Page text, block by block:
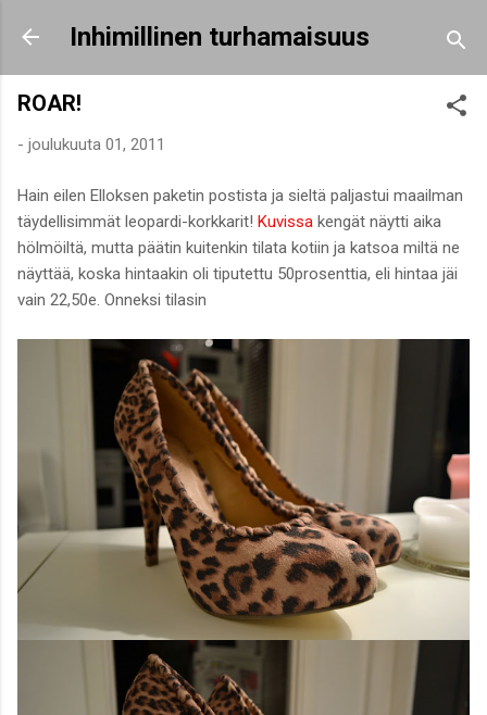
Siirry pääsisältöön
Inhimillinen turhamaisuus
ROAR!
- joulukuuta 01, 2011
Hain eilen Elloksen paketin postista ja sieltä paljastui maailman
täydellisimmät leopardi-korkkarit! Kuvissa kengät näytti aika
hölmöiltä, mutta päätin kuitenkin tilata kotiin ja katsoa miltä ne
näyttää, koska hintaakin oli tiputettu 50prosenttia, eli hintaa jäi
vain 22,50e. Onneksi tilasin